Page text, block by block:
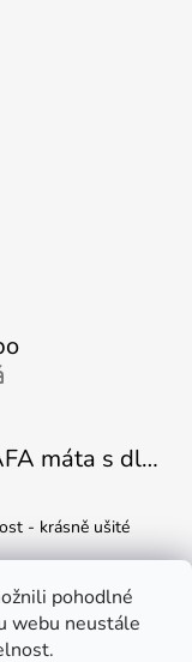
pohodlné
webu neustále
Kojenecké body ŽIRAFA máta s dlouhým rukávem
- krásně ušité